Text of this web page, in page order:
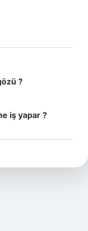
?
iş yapar ?